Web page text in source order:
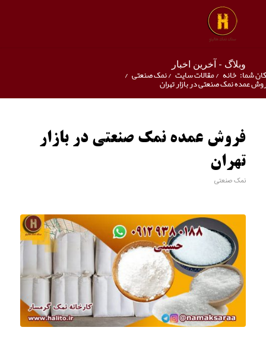
وبلاگ - آخرین اخبار
شما: خانه /مقالات سایت /نمک صنعتی /
عمده نمک صنعتی در بازار تهران
فروش عمده نمک صنعتی در بازار
تهران
نمک صنعتی